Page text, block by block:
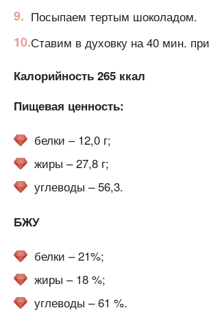
Посыпаем тертым шоколадом.
Ставим в духовку на 40 мин.
Калорийность 265 ккал
Пищевая ценность:
белки – 12,0 г;
жиры – 27,8 г;
углеводы – 56,3.
БЖУ
белки – 21%;
жиры – 18 %;
углеводы – 61 %.